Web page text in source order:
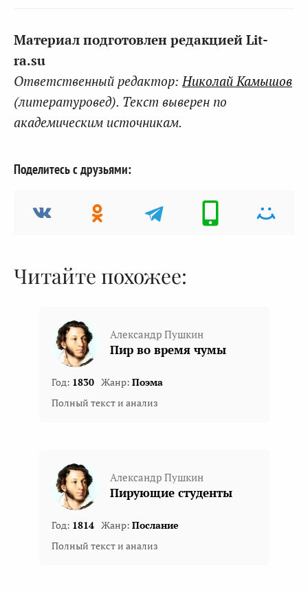
Материал подготовлен редакцией Lit-
ra.su
Ответственный редактор:Николай Камышов
(литературовед). Текст выверен по
академическим источникам.
Поделитесь с друзьями:
Читайте похожее:
Александр Пушкин
Пир во время чумы
Год: 1830 Жанр: Поэма
Полный текст и анализ
Александр Пушкин
Пирующие студенты
Год: 1814 Жанр: Послание
Полный текст и анализ